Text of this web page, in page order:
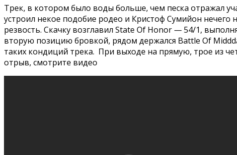
Трек, в котором было воды больше, чем песка отражал
устроил некое подобие родео и Кристоф Сумийон нечего
резвость. Скачку возглавил State Of Honor — 54/1,
вторую позицию бровкой, рядом держался Battle Of
таких кондиций трека. При выходе на прямую, трое из
отрыв, смотрите видео